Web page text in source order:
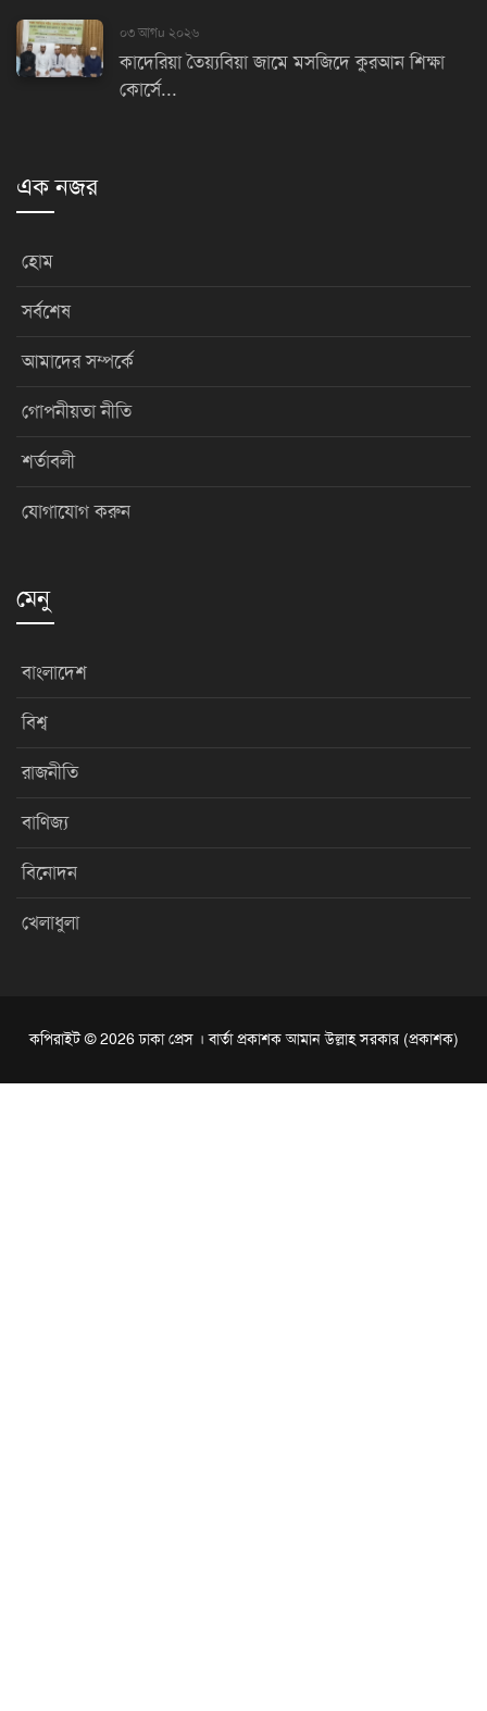
০৩ আগu ২০২৬
কাদেরিয়া তৈয়্যবিয়া জামে মসজিদে কুরআন শিক্ষা
কোর্সে...
এক নজর
হোম
সর্বশেষ
আমাদের সম্পর্কে
গোপনীয়তা নীতি
শর্তাবলী
যোগাযোগ করুন
মেনু
বাংলাদেশ
বিশ্ব
রাজনীতি
বাণিজ্য
বিনোদন
খেলাধুলা
কপিরাইট © 2026 ঢাকা প্রেস । বার্তা প্রকাশক আমান উল্লাহ সরকার (প্রকাশক)